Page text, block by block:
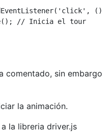
()
// Inicia el tour
comentado, sin embargo
la animación.
la libreria driver.js